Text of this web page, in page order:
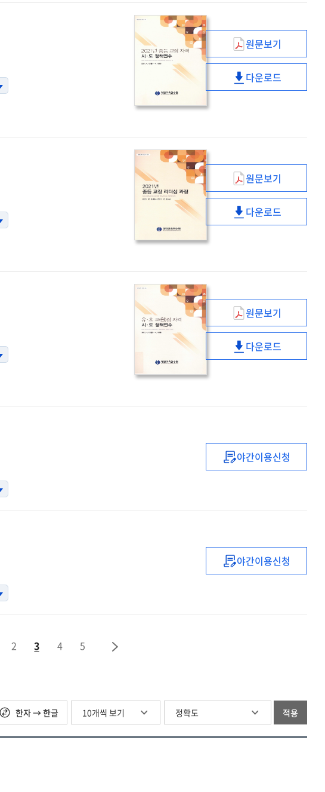
(2021년)
중등
교장
자격
원문보기
(2021년)
도
정책연수
다운로드
(2021년)
중등
교장
리더십
원문보기
(2021년)
다운로드
유
·
초
교
도
정책연수
원문보기
유
시
·
다운로드
(2021년)
야간이용신청
(2021)
야간이용신청
2 3 4 5
한자 → 한글 적용